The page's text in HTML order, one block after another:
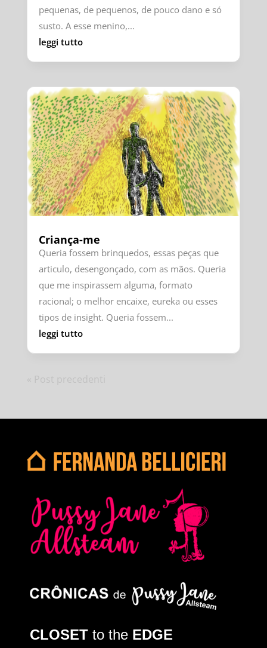
pequenas, de pequenos, de pouco dano e só
susto. A esse menino,...
leggi tutto
Criança-me
Queria fossem brinquedos, essas peças que
articulo, desengonçado, com as mãos. Queria
que me inspirassem alguma, formato
racional; o melhor encaixe, eureka ou esses
tipos de insight. Queria fossem...
leggi tutto
CLOSET to the EDGE